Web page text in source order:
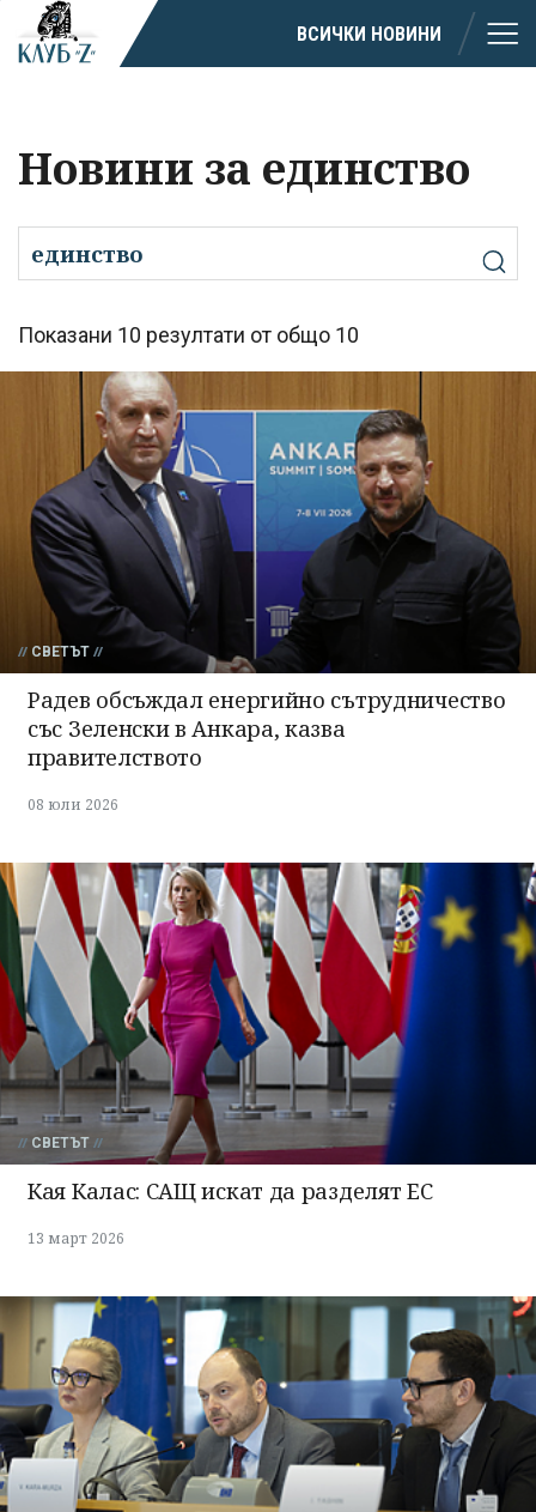
ВСИЧКИ НОВИНИ
Новини за единство
Показани 10 резултати от общо 10
СВЕТЪТ
Радев обсъждал енергийно сътрудничество
със Зеленски в Анкара, казва
правителството
08 юли 2026
СВЕТЪТ
Кая Калас: САЩ искат да разделят ЕС
13 март 2026